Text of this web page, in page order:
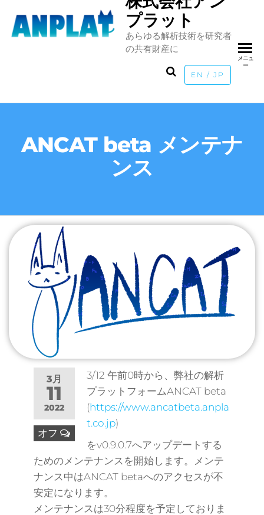
the
プラット
あらゆる解析技術を研究者
の共有財産に
EN / JP
メニュ
ー
ANCAT beta メンテナ
ンス
3月
11
2022
オフ
3/12 午前0時から、弊社の解析
プラットフォームANCAT beta
(https://www.ancatbeta.anpla
t.co.jp)
をv0.9.0.7へアップデートする
ためのメンテナンスを開始します。メンテ
ナンス中はANCAT betaへのアクセスが不
安定になります。
メンテナンスは30分程度を予定しておりま